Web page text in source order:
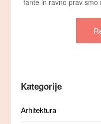
fante in ravno prav
Kategorije
Arhitektura